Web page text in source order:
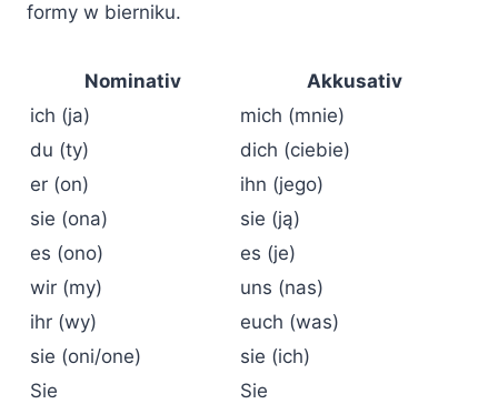
formy w bierniku.
Nominativ
Akkusativ
ich (ja)
mich (mnie)
du (ty)
dich (ciebie)
er (on)
ihn (jego)
sie (ona)
sie (ją)
es (ono)
es (je)
wir (my)
uns (nas)
ihr (wy)
euch (was)
sie (oni/one)
sie (ich)
Sie
Sie